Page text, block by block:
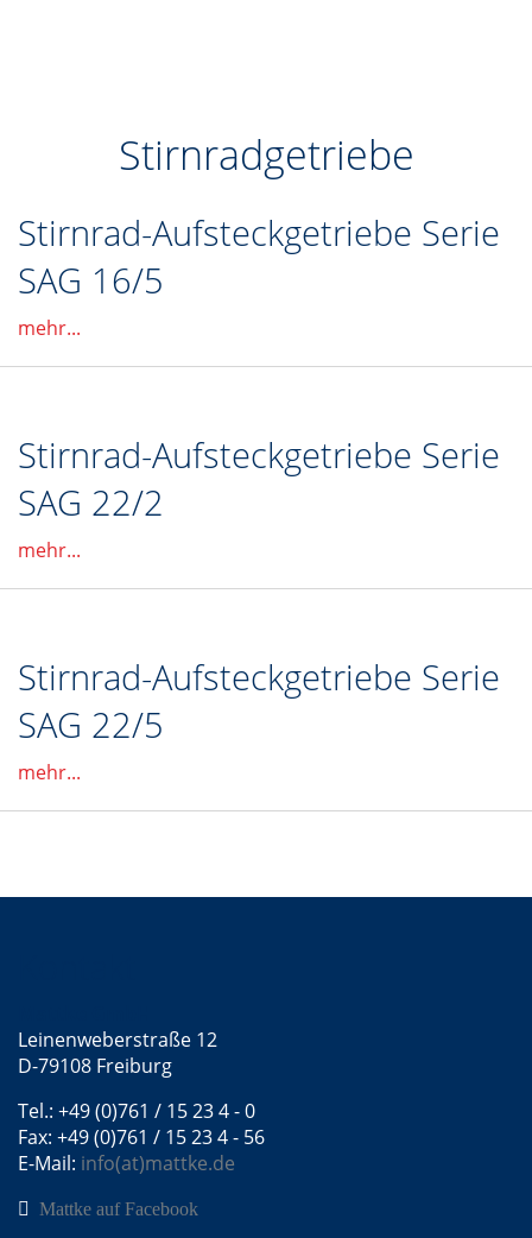
Stirnradgetriebe
Stirnrad-Aufsteckgetriebe Serie
SAG 16/5
mehr...
Stirnrad-Aufsteckgetriebe Serie
SAG 22/2
mehr...
Stirnrad-Aufsteckgetriebe Serie
SAG 22/5
mehr...
Leinenweberstraße 12
D-79108 Freiburg
Tel.: +49 (0)761 / 15 23 4 - 0
Fax: +49 (0)761 / 15 23 4 - 56
E-Mail: info(at)mattke.de
Mattke auf Facebook